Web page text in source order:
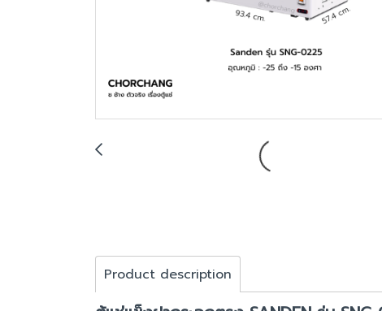
Product description